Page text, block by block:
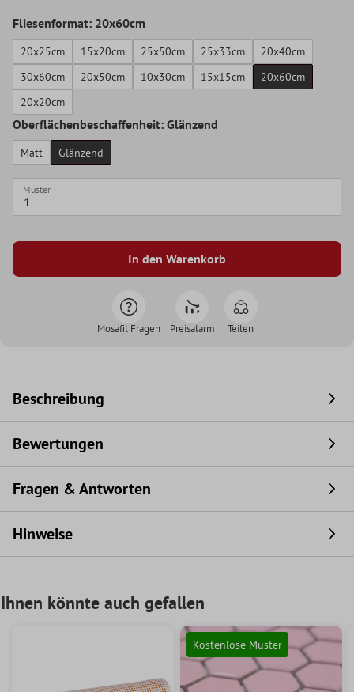
Fliesenformat: 20x60cm
20x25cm 15x20cm 25x50cm 25x33cm
20x40cm
30x60cm
20x50cm 10x30cm 15x15cm
20x60cm
20x20cm
Oberflächenbeschaffenheit: Glänzend
Matt Glänzend
Muster
In den Warenkorb
Mosafil Fragen Preisalarm Teilen
Beschreibung
Bewertungen
Fragen & Antworten
Hinweise
Ihnen könnte auch gefallen
Kostenlose Muster